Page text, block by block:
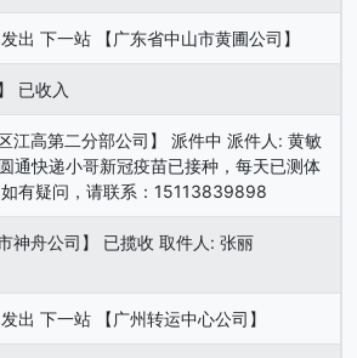
出 下一站 【广东省中山市黄圃公司】
已收入
江高第二分部公司】 派件中 派件人: 黄敏
通快递小哥新冠疫苗已接种，每天已测体
有疑问，请联系：15113839898
神舟公司】 已揽收 取件人: 张丽
出 下一站 【广州转运中心公司】